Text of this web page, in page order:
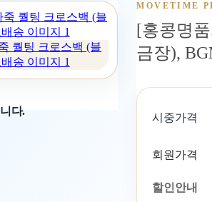
퀄팅 크로스백 (블
송 이미지 1
다.
MOVETIME
[홍콩명
금장),
시중가격
회원가격
할인안내